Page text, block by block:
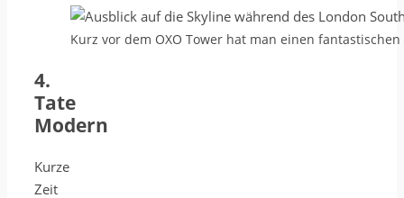
Kurz vor dem OXO Tower hat man einen
4.
Tate
Modern
Kurze
Zeit